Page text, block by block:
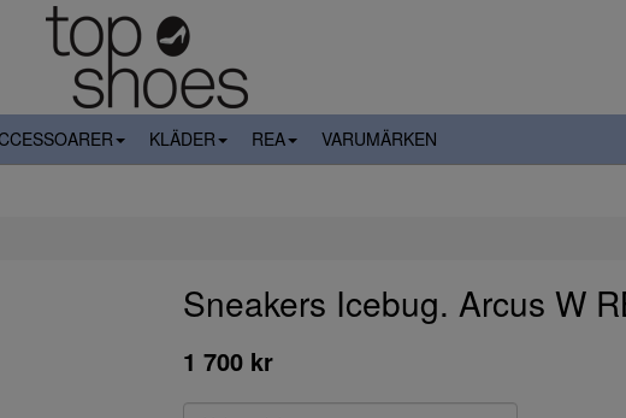
KLÄDER REA VARUMÄRKEN
Sneakers Icebug. Arcus W
1 700 kr